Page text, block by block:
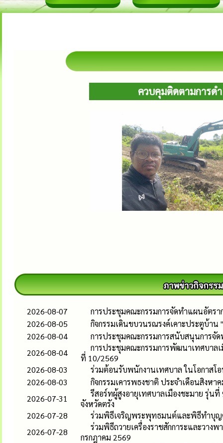
ควบคุมติดตามการด
2026-08-07
การประชุมคณะกรรมการจัดทำแผนอัตร
2026-08-05
กิจกรรมเดินขบวนรณรงค์เคาะประตูบ้าน
2026-08-04
การประชุมคณะกรรมการสนับสนุนการจั
2026-08-04
การประชุมคณะกรรมการพัฒนาเทศบาล
ที่ 10/2569
2026-08-03
ร่วมต้อนรับพนักงานเทศบาล ในโอกาสโ
2026-08-03
กิจกรรมเคารพธงชาติ ประจำเดือนสิงหา
2026-07-31
รีสอร์ทผู้สูงอายุเทศบาลเมืองชะมาย รุ่
จังหวัดตรัง
2026-07-28
ร่วมพิธีเจริญพระพุทธมนต์และพิธีทำบุญตั
2026-07-28
ร่วมพิธีถวายเครื่องราชสักการะและวา
กรกฎาคม 2569